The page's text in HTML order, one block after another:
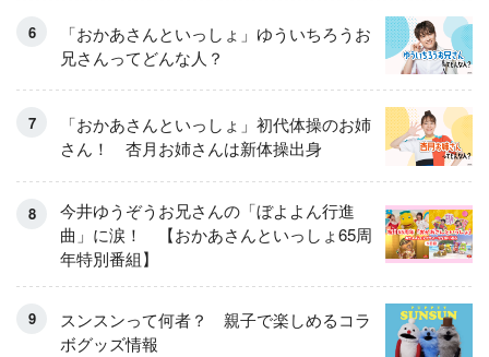
「おかあさんといっしょ」ゆういちろうお
兄さんってどんな人？
「おかあさんといっしょ」初代体操のお姉
さん！ 杏月お姉さんは新体操出身
今井ゆうぞうお兄さんの「ぼよよん行進
曲」に涙！ 【おかあさんといっしょ65周
年特別番組】
スンスンって何者？ 親子で楽しめるコラ
ボグッズ情報